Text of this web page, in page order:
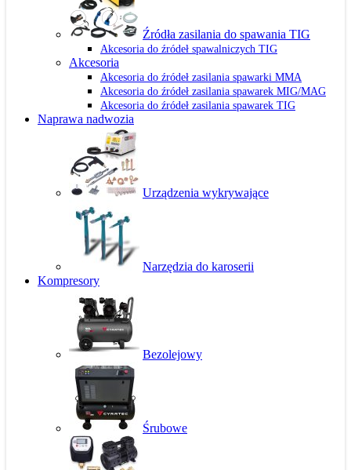
Źródła zasilania do spawania TIG
Akcesoria do źródeł spawalniczych TIG
Akcesoria
Akcesoria do źródeł zasilania spawarki MMA
Akcesoria do źródeł zasilania spawarek MIG/MAG
Akcesoria do źródeł zasilania spawarek TIG
Naprawa nadwozia
Urządzenia wykrywające
Narzędzia do karoserii
Kompresory
Bezolejowy
Śrubowe